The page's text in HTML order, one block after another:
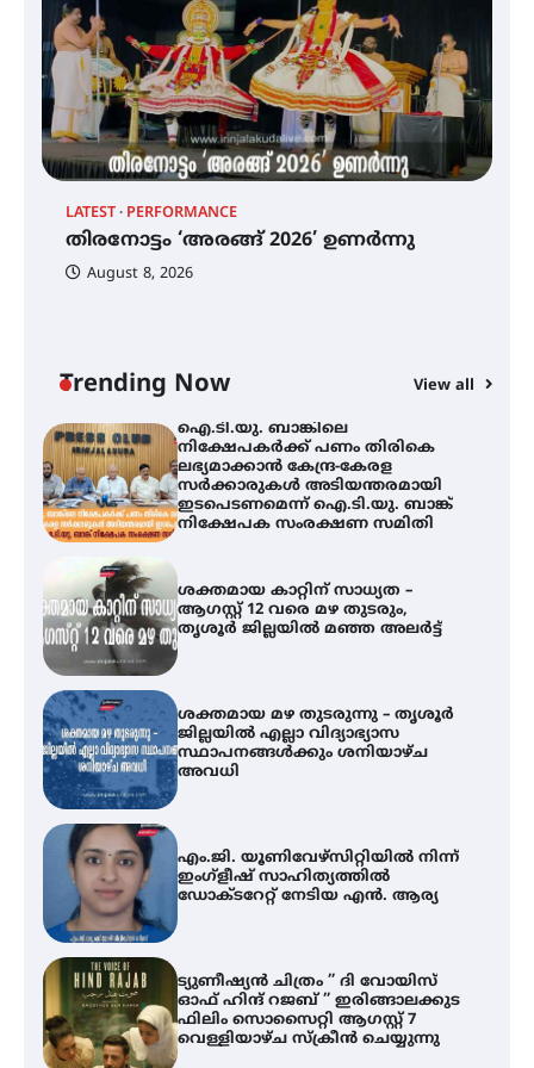
LATEST PERFORMANCE
തിരനോട്ടം ‘അരങ്ങ് 2026’ ഉണർന്നു
August 8, 2026
Trending Now View all
ട്യുണീഷ്യൻ ചിത്രം ” ദി വോയിസ്
ഓഫ് ഹിന്ദ് റജബ് ” ഇരിങ്ങാലക്കുട
ഫിലിം സൊസൈറ്റി ആഗസ്റ്റ് 7
വെള്ളിയാഴ്ച സ്‌ക്രീൻ ചെയ്യുന്നു
തിരനോട്ടം ‘അരങ്ങ് 2026’ ഉണർന്നു
ഇടപെടണമെന്ന് ഐ.ടി.യു. ബാങ്ക്
നിക്ഷേപക സംരക്ഷണ സമിതി
ശക്തമായ കാറ്റിന് സാധ്യത –
ആഗസ്റ്റ് 12 വരെ മഴ തുടരും,
തൃശൂർ ജില്ലയിൽ മഞ്ഞ അലർട്ട്
ശക്തമായ മഴ തുടരുന്നു – തൃശൂർ
ജില്ലയിൽ എല്ലാ വിദ്യാഭ്യാസ
സ്ഥാപനങ്ങൾക്കും ശനിയാഴ്ച
അവധി
എം.ജി. യൂണിവേഴ്‌സിറ്റിയിൽ നിന്ന്
ഇംഗ്ളീഷ് സാഹിത്യത്തിൽ
ഡോക്ടറേറ്റ് നേടിയ എൻ. ആര്യ
ട്യുണീഷ്യൻ ചിത്രം ” ദി വോയിസ്
ഓഫ് ഹിന്ദ് റജബ് ” ഇരിങ്ങാലക്കുട
ഫിലിം സൊസൈറ്റി ആഗസ്റ്റ് 7
വെള്ളിയാഴ്ച സ്‌ക്രീൻ ചെയ്യുന്നു
തിരനോട്ടം ‘അരങ്ങ് 2026’ ഉണർന്നു